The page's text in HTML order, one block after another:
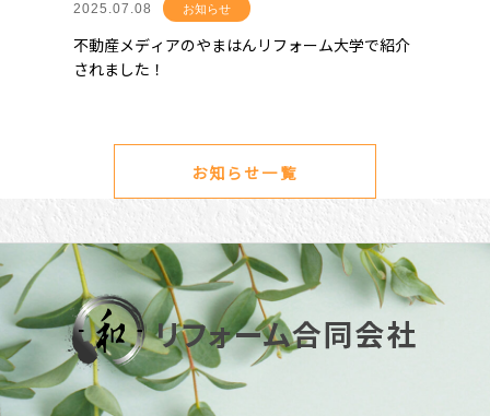
2025.07.08 お知らせ
不動産メディアのやまはんリフォーム大学で紹介
されました！
お知らせ一覧